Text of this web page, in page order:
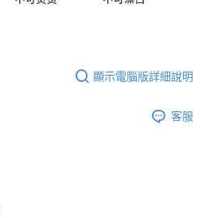
顯示電腦版詳細說明
客服